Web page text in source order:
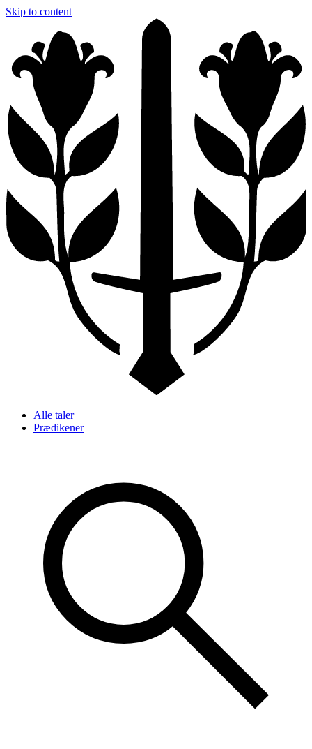
Skip to content
Alle taler
Prædikener